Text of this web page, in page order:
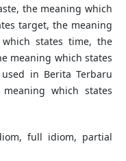
the meaning which
target, the meaning
states time, the
meaning which states
in Berita Terbaru
which states
full idiom, partial